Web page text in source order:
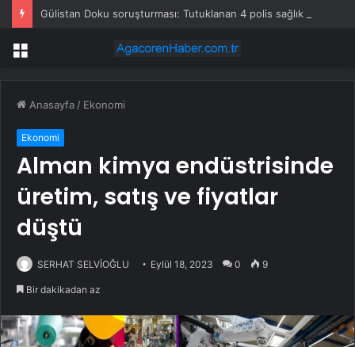
Menü
Anasayfa / Ekonomi
Ekonomi
Alman kimya endüstrisinde
üretim, satış ve fiyatlar
düştü
SERHAT SELVİOĞLU Eylül 18, 2023 0 9
Bir dakikadan az